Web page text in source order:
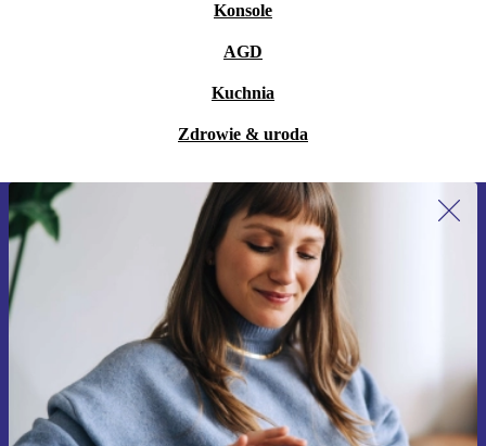
Konsole
AGD
Kuchnia
Zdrowie & uroda
Zapisz się na nasz newsletter!
Nie przegap żadnej oferty.
Zarejestruj się
Informacje na temat używania danych osobowych znajdują się w